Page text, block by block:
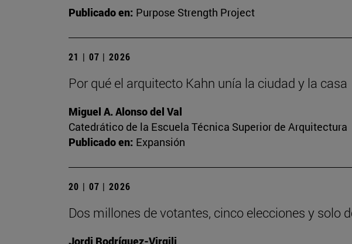
Publicado en: Purpose Strength Project
21 | 07 | 2026
Por qué el arquitecto Kahn unía la ciudad y la casa
Miguel A. Alonso del Val
Catedrático de la Escuela Técnica Superior de Arquitectura
Publicado en: Expansión
20 | 07 | 2026
Dos millones de votantes, cinco elecciones y
Jordi Rodríguez-Virgili